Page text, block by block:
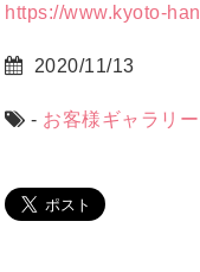
https://www.kyoto-
2020/11/13
- お客様ギャラリー